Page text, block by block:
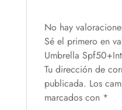
No hay
Sé el primero en
Umbrella
Tu dirección de
publicada. Los
marcados con *